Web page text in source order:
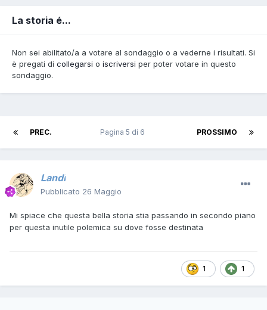
La storia é...
Non sei abilitato/a a votare al sondaggio o a vederne i risultati. Si
è pregati di collegarsi o iscriversi per poter votare in questo
sondaggio.
PREC. PROSSIMO
Pagina 5 di 6
Landi
Pubblicato 26 Maggio
Mi spiace che questa bella storia stia passando in secondo piano
per questa inutile polemica su dove fosse destinata
1 1